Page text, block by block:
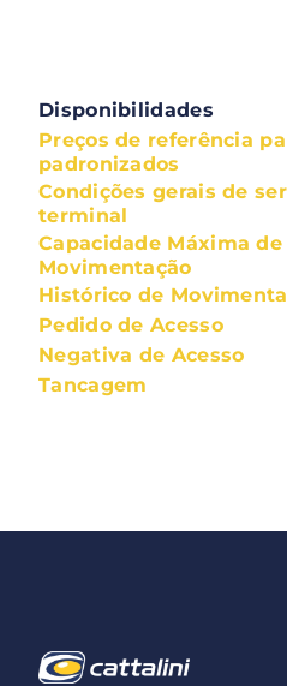
Disponibilidades
Preços de referência
padronizados
Condições gerais de
terminal
Capacidade Máxima de
Movimentação
Histórico de
Pedido de Acesso
Negativa de Acesso
Tancagem